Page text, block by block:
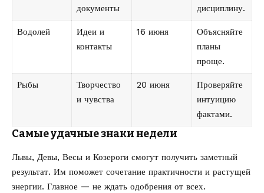
документы
дисциплину.
Водолей
Идеи и
контакты
16 июня
Объясняйте
планы
проще.
Рыбы
Творчество
и чувства
20 июня
Проверяйте
интуицию
фактами.
Самые удачные знаки недели
Львы, Девы, Весы и Козероги смогут получить заметный
результат. Им поможет сочетание практичности и растущей
энергии. Главное — не ждать одобрения от всех.